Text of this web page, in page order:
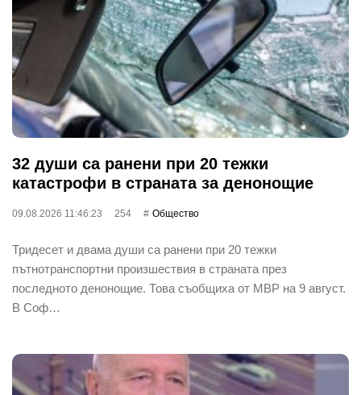
32 души са ранени при 20 тежки
катастрофи в страната за денонощие
09.08.2026 11:46:23 254 Общество
Тридесет и двама души са ранени при 20 тежки
пътнотранспортни произшествия в страната през
последното денонощие. Това съобщиха от МВР на 9 август.
В Соф…